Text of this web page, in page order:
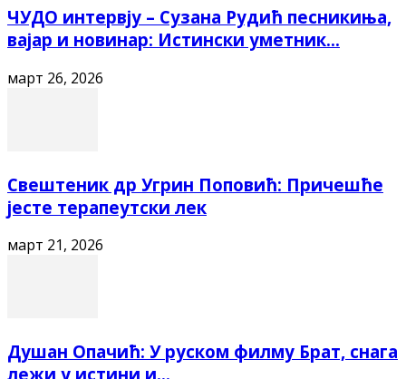
ЧУДО интервју – Сузана Рудић песникиња,
вајар и новинар: Истински уметник...
март 26, 2026
Свештеник др Угрин Поповић: Причешће
јесте терапеутски лек
март 21, 2026
Душан Опачић: У руском филму Брат, снага
лежи у истини и...